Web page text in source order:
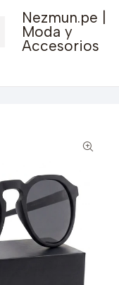
Nezmun.pe |
Moda y
Accesorios
a S/ 150